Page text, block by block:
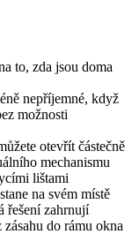
to, zda jsou doma
nepříjemné, když
možnosti
otevřít částečně
mechanismu
lištami
na svém místě
řešení zahrnují
do rámu okna